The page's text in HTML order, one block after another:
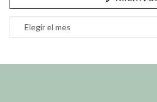
Archivos